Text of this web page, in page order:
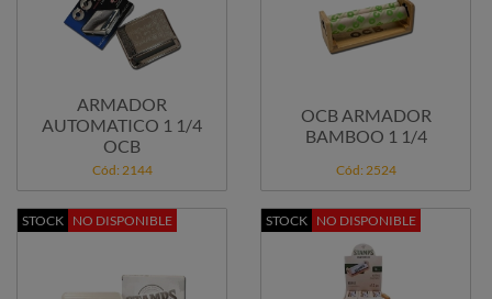
ARMADOR
AUTOMATICO 1 1/4
OCB
Cód: 2144
OCB ARMADOR
BAMBOO 1 1/4
Cód: 2524
STOCK NO DISPONIBLE STOCK NO DISPONIBLE